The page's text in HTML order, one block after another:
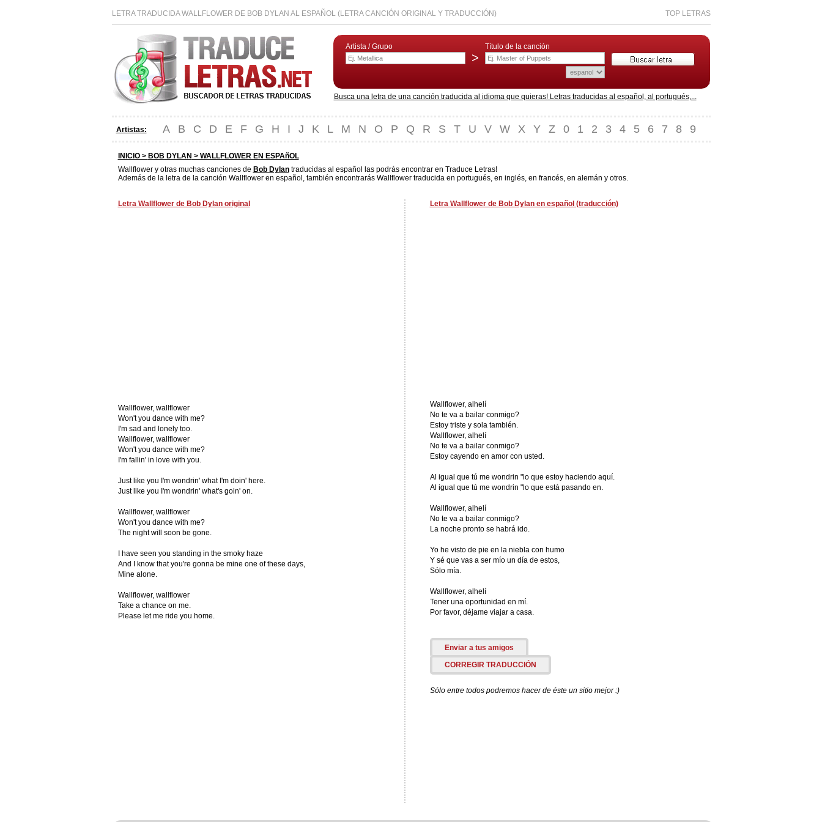
LETRA TRADUCIDA WALLFLOWER DE BOB DYLAN AL ESPAÑOL (LETRA CANCIÓN ORIGINAL Y TRADUCCIÓN) TOP LETRAS
Artista / Grupo
>
Título de la canción
Busca una letra de una canción traducida al idioma que quieras! Letras traducidas al español, al portugués,...
Artistas: A B C D E F G H I J K L M N O P Q R S T U V W X Y Z 0 1 2 3 4 5 6 7 8 9
INICIO > BOB DYLAN > WALLFLOWER EN ESPAñOL
Wallflower y otras muchas canciones de Bob Dylantraducidas al español las podrás encontrar en Traduce Letras!
Además de la letra de la canción Wallflower en español, también encontrarás Wallflower traducida en portugués, en inglés, en francés, en alemán y otros.
Letra Wallflower de Bob Dylan original
Wallflower, wallflower
Won't you dance with me?
I'm sad and lonely too.
Wallflower, wallflower
Won't you dance with me?
I'm fallin' in love with you.
Just like you I'm wondrin' what I'm doin' here.
Just like you I'm wondrin' what's goin' on.
Wallflower, wallflower
Won't you dance with me?
The night will soon be gone.
I have seen you standing in the smoky haze
And I know that you're gonna be mine one of these days,
Mine alone.
Wallflower, wallflower
Take a chance on me.
Please let me ride you home.
Letra Wallflower de Bob Dylan en español (traducción)
Wallflower, alhelí
No te va a bailar conmigo?
Estoy triste y sola también.
Wallflower, alhelí
No te va a bailar conmigo?
Estoy cayendo en amor con usted.
Al igual que tú me wondrin "lo que estoy haciendo aquí.
Al igual que tú me wondrin "lo que está pasando en.
Wallflower, alhelí
No te va a bailar conmigo?
La noche pronto se habrá ido.
Yo he visto de pie en la niebla con humo
Y sé que vas a ser mío un día de estos,
Sólo mía.
Wallflower, alhelí
Tener una oportunidad en mí.
Por favor, déjame viajar a casa.
Enviar a tus amigos
CORREGIR TRADUCCIÓN
Sólo entre todos podremos hacer de éste un sitio mejor :)